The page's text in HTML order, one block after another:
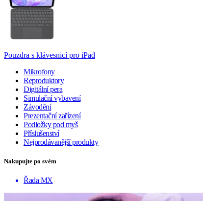
Pouzdra s klávesnicí pro iPad
Mikrofony
Reproduktory
Digitální pera
Simulační vybavení
Závodění
Prezentační zařízení
Podložky pod myš
Příslušenství
Nejprodávanější produkty
Nakupujte po svém
Řada MX